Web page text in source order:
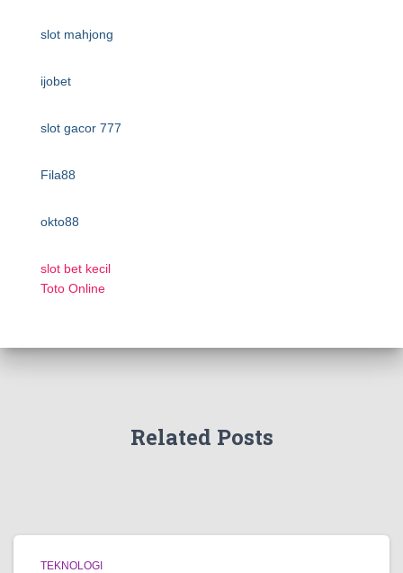
slot mahjong
ijobet
slot gacor 777
Fila88
okto88
slot bet kecil
Toto Online
Related Posts
TEKNOLOGI